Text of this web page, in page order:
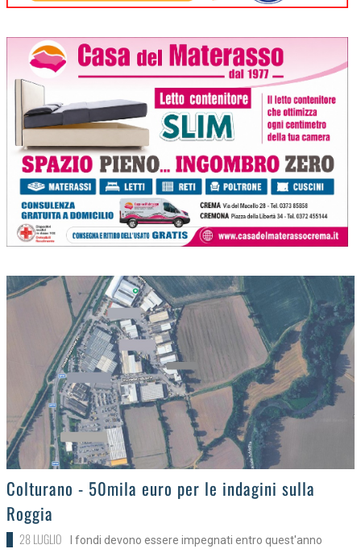
>
Colturano - 50mila euro per le indagini sulla
Roggia
28 LUGLIO I fondi devono essere impegnati entro quest'anno